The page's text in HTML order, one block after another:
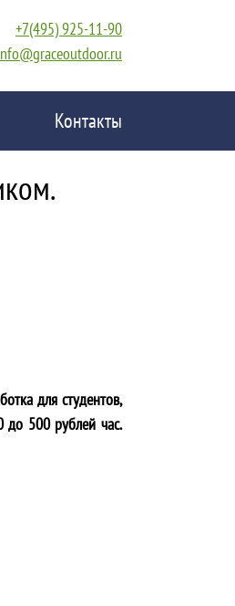
+7(495) 925-11-90
Контакты
для студентов,
до 500 рублей час.